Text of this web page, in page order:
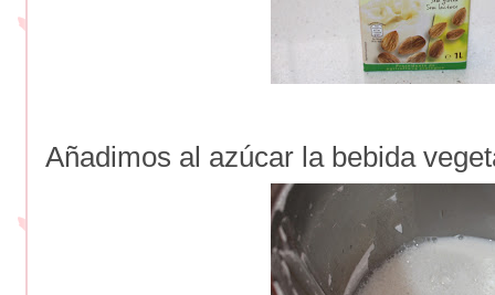
Añadimos al azúcar la bebida